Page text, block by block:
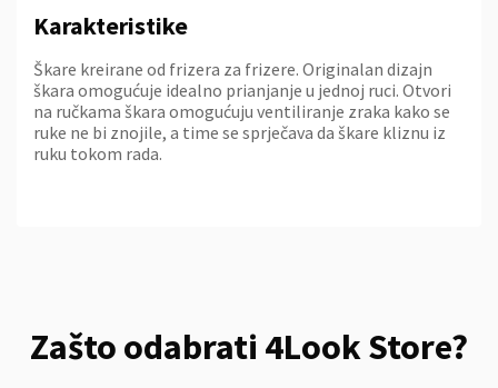
Karakteristike
Škare kreirane od frizera za frizere. Originalan dizajn
škara omogućuje idealno prianjanje u jednoj ruci. Otvori
na ručkama škara omogućuju ventiliranje zraka kako se
ruke ne bi znojile, a time se sprječava da škare kliznu iz
ruku tokom rada.
Zašto odabrati 4Look Store?